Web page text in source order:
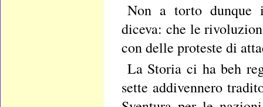
Non a torto dunque
diceva: che le
con delle proteste di
La Storia ci ha beh
sette addivennero